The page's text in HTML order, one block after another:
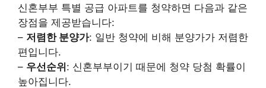
신혼부부 특별 공급 아파트를 청약하면 다음과 같은
장점을 제공받습니다:
– 저렴한 분양가: 일반 청약에 비해 분양가가 저렴한
편입니다.
– 우선순위: 신혼부부이기 때문에 청약 당첨 확률이
높아집니다.